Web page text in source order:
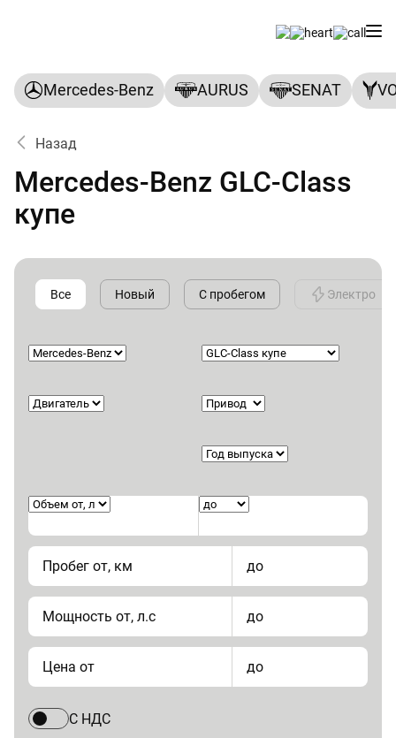
Mercedes-Benz AURUS SENAT
Назад
Каталог автомобилей
Mercedes-Benz GLC-Class
купе
Все Новый С пробегом Электро
Пробег от, км до
Мощность от, л.с до
Цена от до
С НДС